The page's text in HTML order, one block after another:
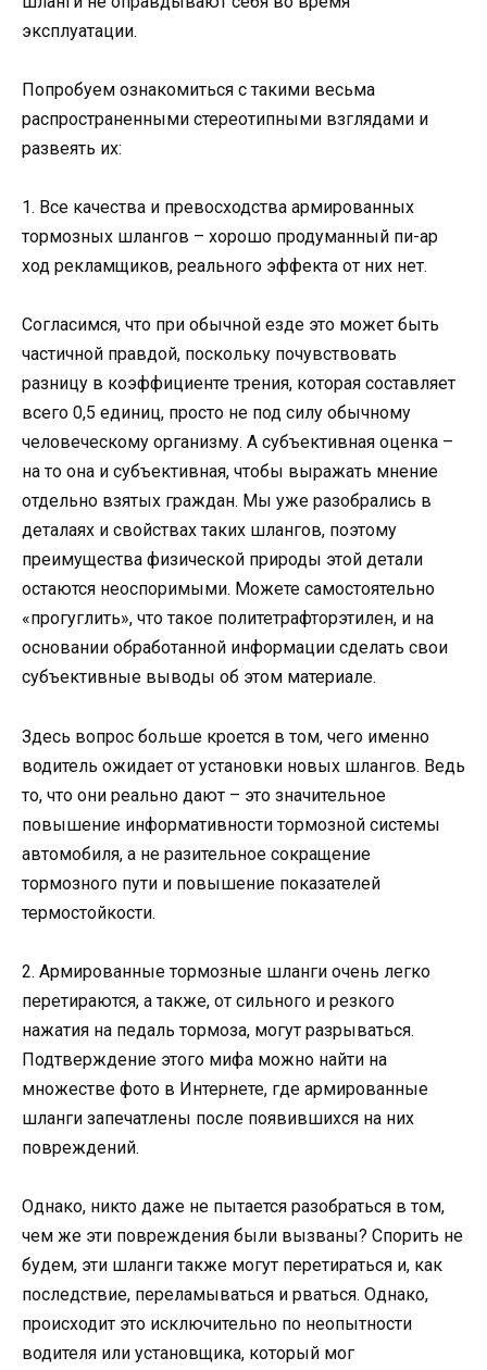
эксплуатации.
Попробуем ознакомиться с такими весьма
распространенными стереотипными взглядами и
развеять их:
1. Все качества и превосходства армированных
тормозных шлангов – хорошо продуманный пи-ар
ход рекламщиков, реального эффекта от них нет.
Согласимся, что при обычной езде это может быть
частичной правдой, поскольку почувствовать
разницу в коэффициенте трения, которая составляет
всего 0,5 единиц, просто не под силу обычному
человеческому организму. А субъективная оценка –
на то она и субъективная, чтобы выражать мнение
отдельно взятых граждан. Мы уже разобрались в
деталаях и свойствах таких шлангов, поэтому
преимущества физической природы этой детали
остаются неоспоримыми. Можете самостоятельно
«прогуглить», что такое политетрафторэтилен, и на
основании обработанной информации сделать свои
субъективные выводы об этом материале.
Здесь вопрос больше кроется в том, чего именно
водитель ожидает от установки новых шлангов. Ведь
то, что они реально дают – это значительное
повышение информативности тормозной системы
автомобиля, а не разительное сокращение
тормозного пути и повышение показателей
термостойкости.
2. Армированные тормозные шланги очень легко
перетираются, а также, от сильного и резкого
нажатия на педаль тормоза, могут разрываться.
Подтверждение этого мифа можно найти на
множестве фото в Интернете, где армированные
шланги запечатлены после появившихся на них
повреждений.
Однако, никто даже не пытается разобраться в том,
чем же эти повреждения были вызваны? Спорить не
будем, эти шланги также могут перетираться и, как
последствие, переламываться и рваться. Однако,
происходит это исключительно по неопытности
водителя или установщика, который мог